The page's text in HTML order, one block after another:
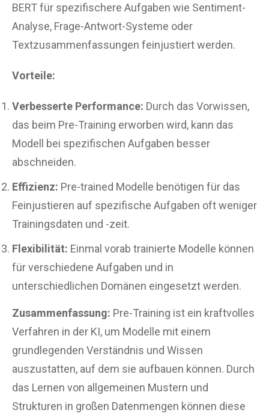
BERT für spezifischere Aufgaben wie Sentiment-
Analyse, Frage-Antwort-Systeme oder
Textzusammenfassungen feinjustiert werden.
Vorteile:
Verbesserte Performance: Durch das Vorwissen,
das beim Pre-Training erworben wird, kann das
Modell bei spezifischen Aufgaben besser
abschneiden.
Effizienz: Pre-trained Modelle benötigen für das
Feinjustieren auf spezifische Aufgaben oft weniger
Trainingsdaten und -zeit.
Flexibilität: Einmal vorab trainierte Modelle können
für verschiedene Aufgaben und in
unterschiedlichen Domänen eingesetzt werden.
Zusammenfassung: Pre-Training ist ein kraftvolles
Verfahren in der KI, um Modelle mit einem
grundlegenden Verständnis und Wissen
auszustatten, auf dem sie aufbauen können. Durch
das Lernen von allgemeinen Mustern und
Strukturen in großen Datenmengen können diese